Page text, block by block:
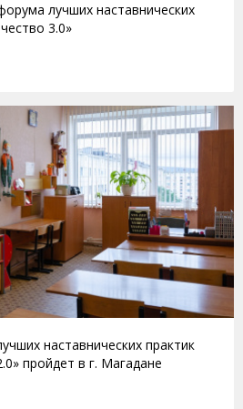
лучших наставнических
3.0»
наставнических практик
пройдет в г. Магадане